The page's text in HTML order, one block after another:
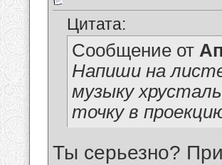
Цитата:
Сообщение от
Напиши на
музыку
точку в
Ты серьезно?